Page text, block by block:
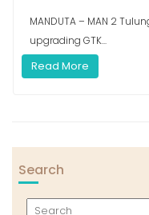
MANDUTA – MAN 2
upgrading GTK...
Read More
Search